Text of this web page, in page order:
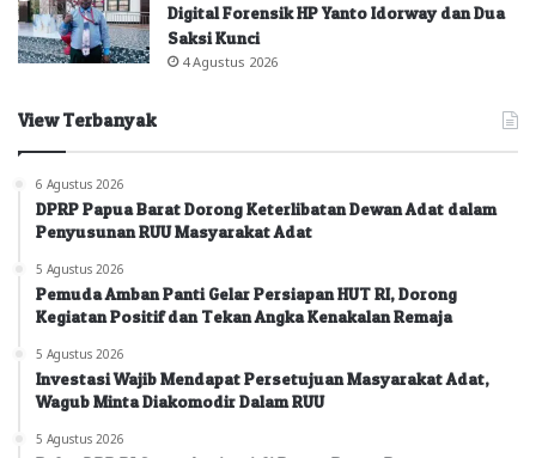
Digital Forensik HP Yanto Idorway dan Dua
Saksi Kunci
4 Agustus 2026
View Terbanyak
6 Agustus 2026
DPRP Papua Barat Dorong Keterlibatan Dewan Adat dalam
Penyusunan RUU Masyarakat Adat
5 Agustus 2026
Pemuda Amban Panti Gelar Persiapan HUT RI, Dorong
Kegiatan Positif dan Tekan Angka Kenakalan Remaja
5 Agustus 2026
Investasi Wajib Mendapat Persetujuan Masyarakat Adat,
Wagub Minta Diakomodir Dalam RUU
5 Agustus 2026